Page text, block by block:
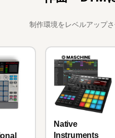
制作環境をレベルアップ
Native
Instruments